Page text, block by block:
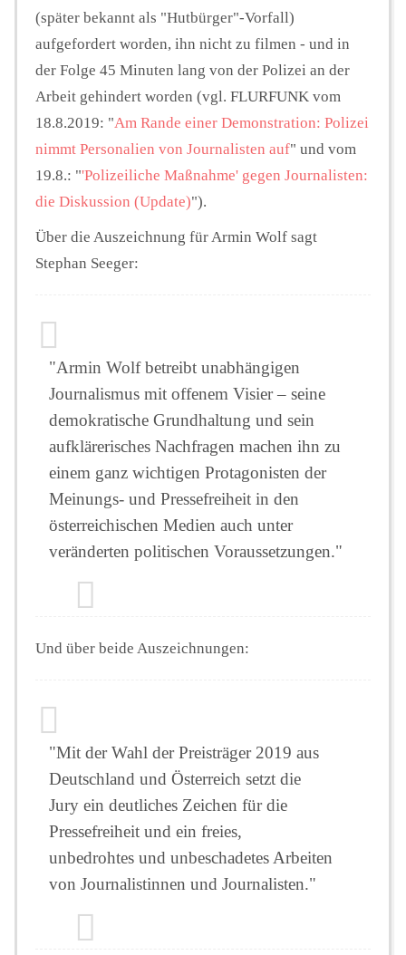
(später bekannt als "Hutbürger"-Vorfall)
aufgefordert worden, ihn nicht zu filmen - und in
der Folge 45 Minuten lang von der Polizei an der
Arbeit gehindert worden (vgl. FLURFUNK vom
18.8.2019: "Am Rande einer Demonstration: Polizei
nimmt Personalien von Journalisten auf" und vom
19.8.: "'Polizeiliche Maßnahme' gegen Journalisten:
die Diskussion (Update)").
Über die Auszeichnung für Armin Wolf sagt
Stephan Seeger:
"Armin Wolf betreibt unabhängigen
Journalismus mit offenem Visier – seine
demokratische Grundhaltung und sein
aufklärerisches Nachfragen machen ihn zu
einem ganz wichtigen Protagonisten der
Meinungs- und Pressefreiheit in den
österreichischen Medien auch unter
veränderten politischen Voraussetzungen."
Und über beide Auszeichnungen:
"Mit der Wahl der Preisträger 2019 aus
Deutschland und Österreich setzt die
Jury ein deutliches Zeichen für die
Pressefreiheit und ein freies,
unbedrohtes und unbeschadetes Arbeiten
von Journalistinnen und Journalisten."